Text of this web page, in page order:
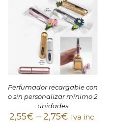
Perfumador recargable con
o sin personalizar mínimo 2
unidades
2,55€ –2,75€ Iva inc.